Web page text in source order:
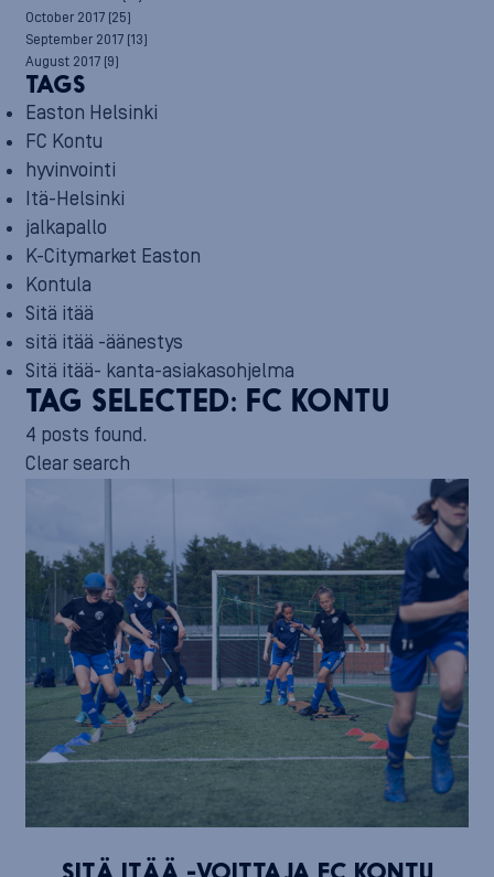
October 2017 (25)
September 2017 (13)
August 2017 (9)
TAGS
Easton Helsinki
FC Kontu
hyvinvointi
Itä-Helsinki
jalkapallo
K-Citymarket Easton
Kontula
Sitä itää
sitä itää -äänestys
Sitä itää- kanta-asiakasohjelma
TAG SELECTED: FC KONTU
4 posts found.
Clear search